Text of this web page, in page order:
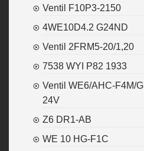
Ventil F10P3-2150
4WE10D4.2 G24ND
Ventil 2FRM5-20/1,20
7538 WYI P82 1933
Ventil WE6/AHC-F4M/G
24V
Z6 DR1-AB
WE 10 HG-F1C